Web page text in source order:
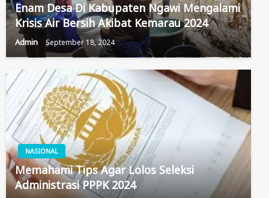
Enam Desa Di Kabupaten Ngawi Mengalami
Krisis Air Bersih Akibat Kemarau 2024
Admin September 18, 2024
NASIONAL
Memahami Tips Agar Lolos Seleksi
Administrasi PPPK 2024